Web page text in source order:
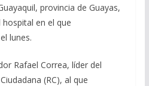
s
A
p
p
l p
ar
r
provincia de Guayas,
en el que
lunes.
Rafael Correa, líder del
(RC), al que